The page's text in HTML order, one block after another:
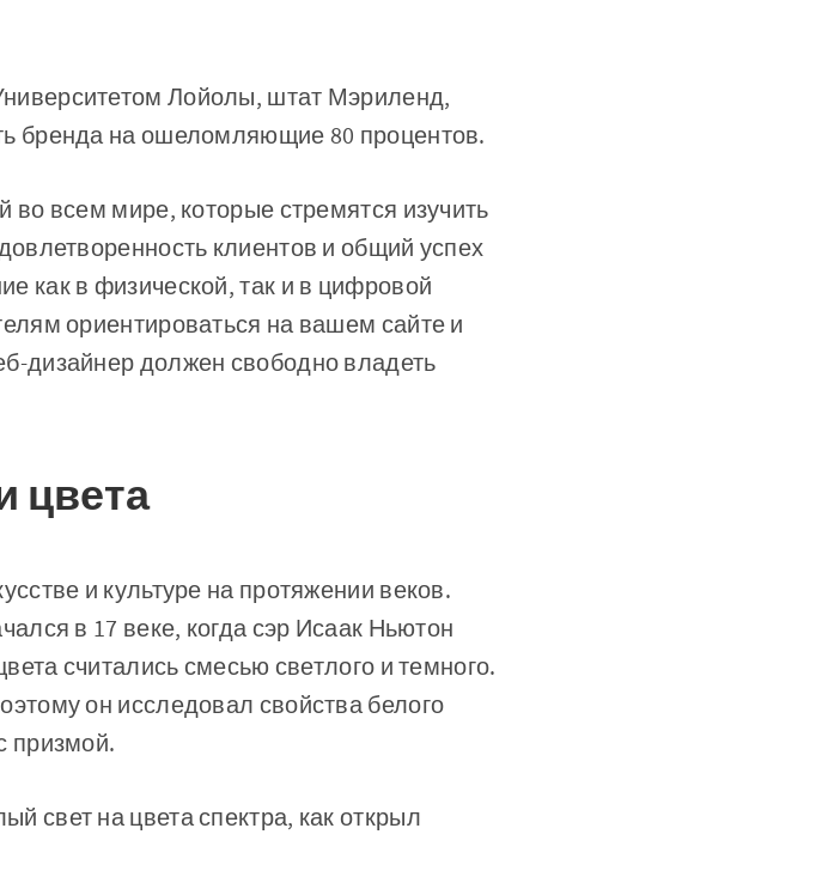
Лойолы, штат Мэриленд,
бренда на ошеломляющие 80 процентов.
во всем мире, которые стремятся изучить
клиентов и общий успех
как в физической, так и в цифровой
ориентироваться на вашем сайте и
дизайнер должен свободно владеть
цвета
и культуре на протяжении веков.
в 17 веке, когда сэр Исаак Ньютон
считались смесью светлого и темного.
он исследовал свойства белого
призмой.
свет на цвета спектра, как открыл